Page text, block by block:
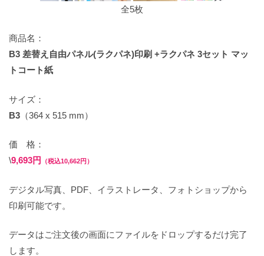
全5枚
商品名：
B3 差替え自由パネル(ラクパネ)印刷 +ラクパネ 3セット マッ
トコート紙
サイズ：
B3 （364 x 515 mm）
価 格：
\9,693円 （税込10,662円）
デジタル写真、PDF、イラストレータ、フォトショップから
印刷可能です。
データはご注文後の画面にファイルをドロップするだけ完了
します。